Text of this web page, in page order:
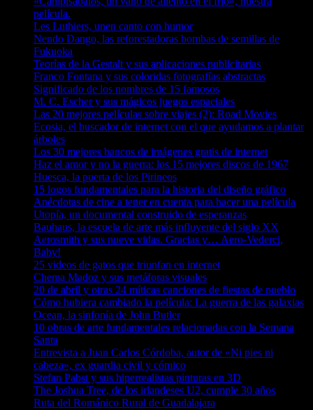
película.
Les Luthiers, unen canto con humor
Nendo Dango, las reforestadoras bombas de semillas de
Fukuoka
Teorías de la Gestalt y sus aplicaciones publicitarias
Franco Fontana y sus coloridas fotografías abstractas
Significado de los nombres de 15 famosos
M. C. Escher y sus mágicos juegos espaciales
Las 20 mejores películas sobre viajes (2): Road Movies
Ecosia, el buscador de internet con el que ayudamos a plantar
árboles
Los 30 mejores bancos de imágenes gratis de internet
Haz el amor y no la guerra: los 15 mejores discos de 1967
Huesca, la puerta de los Pirineos
15 logos fundamentales para la historia del diseño gráfico
Anécdotas de cine a tener en cuenta para hacer una película
Utopía, un documental construido de esperanzas
Bauhaus, la escuela de arte más influyente del siglo XX
Aerosmith y sus nueve vidas. Gracias y… Aero-Vederci,
Baby!
25 videos de gatos que triunfan en internet
Chema Madoz y sus metáforas visuales
20 de abril y otras 24 míticas canciones de fiestas de pueblo
Cómo hubiera cambiado la película: La guerra de las galaxias
Ocean, la sinfonía de John Butler
10 obras de arte fundamentales relacionadas con la Semana
Santa
Entrevista a Juan Carlos Córdoba, autor de «Ni pies ni
cabeza», ex guardia civil y cómico
Stefan Pabst y sus hiperrealistas pinturas en 3D
The Joshua Tree, de los irlandeses U2, cumple 30 años
Ruta del Románico Rural de Guadalajara